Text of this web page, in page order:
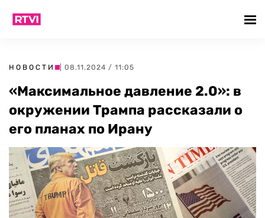
НОВОСТИ | 08.11.2024 / 11:05
«Максимальное давление 2.0»: в
окружении Трампа рассказали о
его планах по Ирану